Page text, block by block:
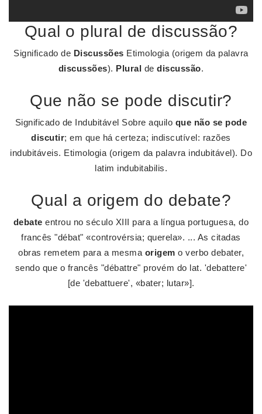
Qual o plural de discussão?
Significado de Discussões Etimologia (origem da palavra
discussões). Plural dediscussão.
Que não se pode discutir?
Significado de Indubitável Sobre aquilo que não se pode
discutir; em que há certeza; indiscutível: razões
indubitáveis. Etimologia (origem da palavra indubitável). Do
latim indubitabilis.
Qual a origem do debate?
debate entrou no século XIII para a língua portuguesa, do
francês "débat" «controvérsia; querela». ... As citadas
obras remetem para a mesma origem o verbo debater,
sendo que o francês "débattre" provém do lat. 'debattere'
[de 'debattuere', «bater; lutar»].